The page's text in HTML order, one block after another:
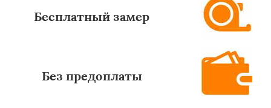
Бесплатный замер
Без предоплаты